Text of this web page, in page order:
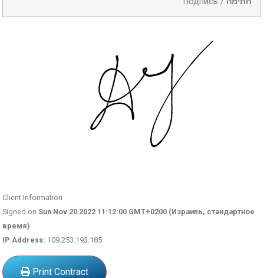
Client Information
Signed on Sun Nov 20 2022 11:12:00 GMT+0200 (Израиль, стандартное
время)
IP Address: 109.253.193.185
Print Contract